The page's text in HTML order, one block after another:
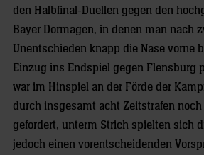
den Halbfinal-Duellen gegen den
Bayer Dormagen, in denen man nach
Unentschieden knapp die Nase vorne
Einzug ins Endspiel gegen Flensburg
war im Hinspiel an der Förde der
durch insgesamt acht Zeitstrafen
gefordert, unterm Strich spielten sich
jedoch einen vorentscheidenden